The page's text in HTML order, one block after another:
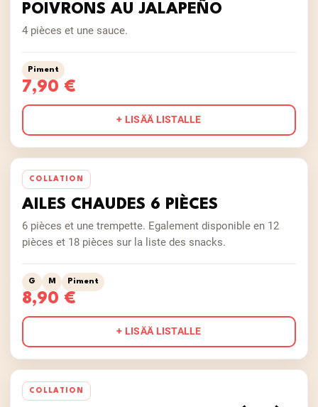
POIVRONS AU JALAPEÑO
4 pièces et une sauce.
Piment
7,90 €
+ LISÄÄ LISTALLE
COLLATION
AILES CHAUDES 6 PIÈCES
6 pièces et une trempette. Egalement disponible en 12
pièces et 18 pièces sur la liste des snacks.
G M Piment
8,90 €
+ LISÄÄ LISTALLE
COLLATION